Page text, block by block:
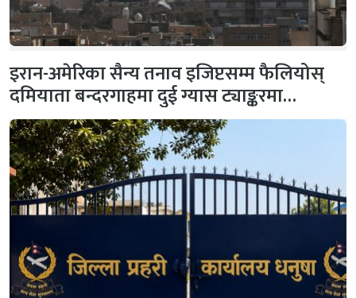
इरान-अमेरिका सैन्य तनाव इजिप्टसम्म फैलियोस्
दमियाता बन्दरगाहमा दुई ग्यास ट्याङ्करमा…